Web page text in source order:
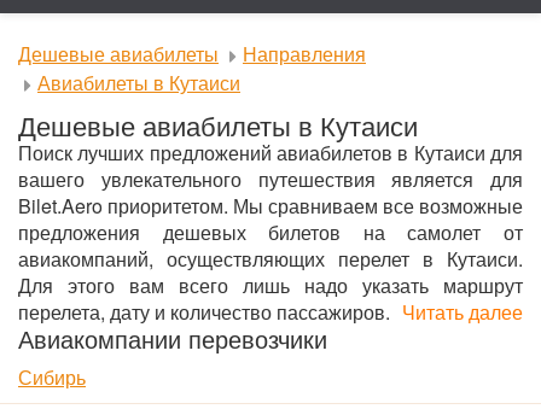
Дешевые авиабилеты
Направления
Авиабилеты в Кутаиси
Дешевые авиабилеты в Кутаиси
Поиск лучших предложений авиабилетов в Кутаиси для
вашего увлекательного путешествия является для
Bilet.Aero приоритетом. Мы сравниваем все возможные
предложения дешевых билетов на самолет от
авиакомпаний, осуществляющих перелет в Кутаиси.
Для этого вам всего лишь надо указать маршрут
перелета, дату и количество пассажиров. Читать далее
Авиакомпании перевозчики
Сибирь